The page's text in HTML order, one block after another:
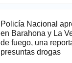
Policía Nacional
en Barahona y La
de fuego, una
presuntas drogas